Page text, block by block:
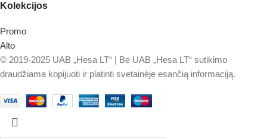
Kolekcijos
Promo
Alto
© 2019-2025 UAB „Hesa LT“ | Be UAB „Hesa LT“ sutikimo
draudžiama kopijuoti ir platinti svetainėje esančią informaciją.